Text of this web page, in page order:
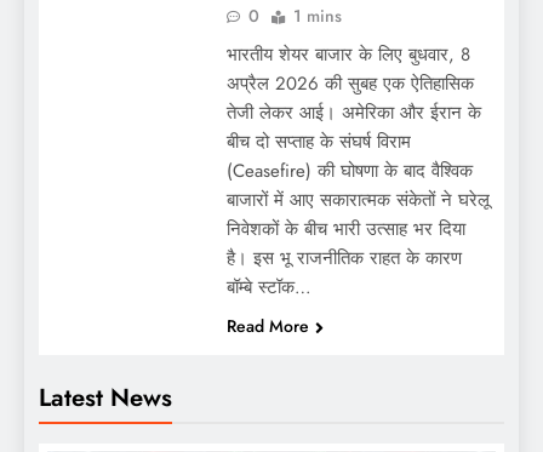
Latest News
0
1 mins
भारतीय शेयर बाजार के लिए बुधवार, 8
अप्रैल 2026 की सुबह एक ऐतिहासिक
तेजी लेकर आई। अमेरिका और ईरान के
बीच दो सप्ताह के संघर्ष विराम
(Ceasefire) की घोषणा के बाद वैश्विक
बाजारों में आए सकारात्मक संकेतों ने घरेलू
निवेशकों के बीच भारी उत्साह भर दिया
है। इस भू राजनीतिक राहत के कारण
बॉम्बे स्टॉक…
Read More